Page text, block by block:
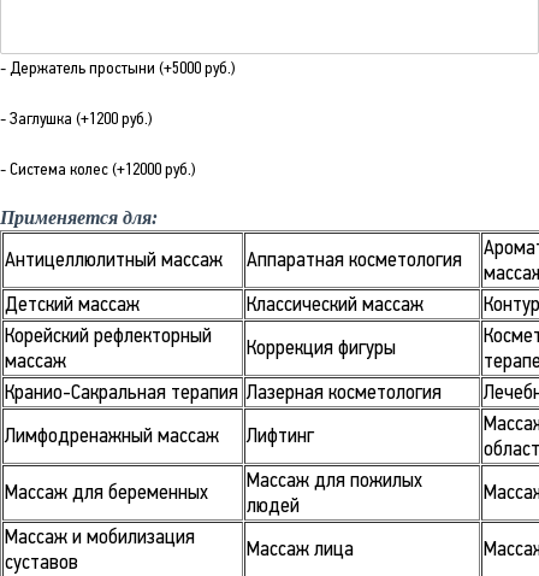
- Держатель простыни (+5000 руб.)
- Заглушка (+1200 руб.)
- Система колес (+12000 руб.)
Применяется для:
Антицеллюлитный массаж Аппаратная косметология
Детский массаж
Классический массаж
Корейский рефлекторный
массаж
Коррекция фигуры
Кранио-Сакральная терапия Лазерная косметология
Лимфодренажный массаж
Лифтинг
Массаж для беременных
Массаж для пожилых
людей
Массаж и мобилизация
суставов
Массаж лица